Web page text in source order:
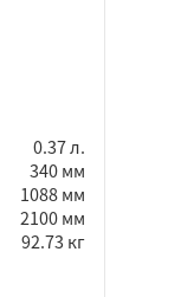
0.37 л.
340 мм
1088 мм
2100 мм
92.73 кг